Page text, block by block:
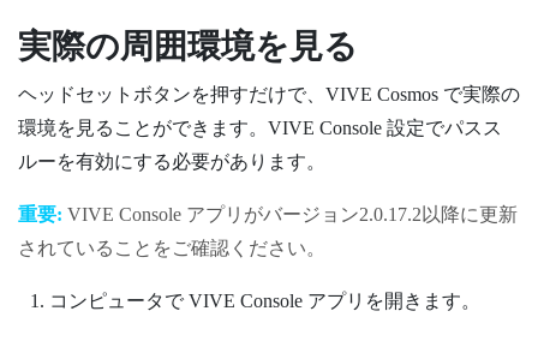
実際の周囲環境を見る
ヘッドセット ボタンを押すだけで、 VIVE Cosmos で実際の
環境を見ることができます。 VIVE Console 設定でパスス
ルーを有効にする必要があります。
重要: VIVE Console アプリがバージョン2.0.17.2以降に更新
されていることをご確認ください。
コンピュータで VIVE Consoleアプリを開きます。